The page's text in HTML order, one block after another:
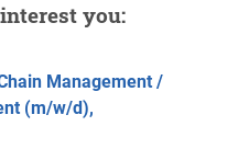
you:
Management /
(m/w/d),